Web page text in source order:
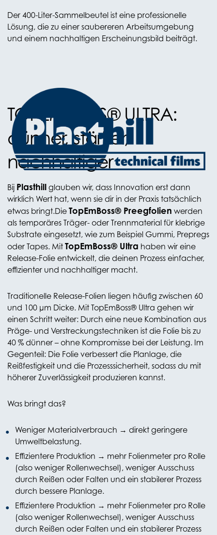
Der 400-Liter-Sammelbeutel ist eine professionelle
Lösung, die zu einer saubereren Arbeitsumgebung
und einem nachhaltigen Erscheinungsbild beiträgt.
TOPEMBOSS® ULTRA:
dünner, stärker,
nachhaltiger
Bij Plasthill glauben wir, dass Innovation erst dann
wirklich Wert hat, wenn sie dir in der Praxis tatsächlich
etwas bringt.Die TopEmBoss® Preegfolien werden
als temporäres Träger- oder Trennmaterial für klebrige
Substrate eingesetzt, wie zum Beispiel Gummi, Prepregs
oder Tapes. Mit TopEmBoss® Ultra haben wir eine
Release-Folie entwickelt, die deinen Prozess einfacher,
effizienter und nachhaltiger macht.
Traditionelle Release-Folien liegen häufig zwischen 60
und 100 µm Dicke. Mit TopEmBoss® Ultra gehen wir
einen Schritt weiter: Durch eine neue Kombination aus
Präge- und Verstreckungstechniken ist die Folie bis zu
40 % dünner – ohne Kompromisse bei der Leistung. Im
Gegenteil: Die Folie verbessert die Planlage, die
Reißfestigkeit und die Prozesssicherheit, sodass du mit
höherer Zuverlässigkeit produzieren kannst.
Was bringt das?
Weniger Materialverbrauch → direkt geringere
Umweltbelastung.
Effizientere Produktion → mehr Folienmeter pro Rolle
(also weniger Rollenwechsel), weniger Ausschuss
durch Reißen oder Falten und ein stabilerer Prozess
durch bessere Planlage.
Effizientere Produktion → mehr Folienmeter pro Rolle
(also weniger Rollenwechsel), weniger Ausschuss
durch Reißen oder Falten und ein stabilerer Prozess